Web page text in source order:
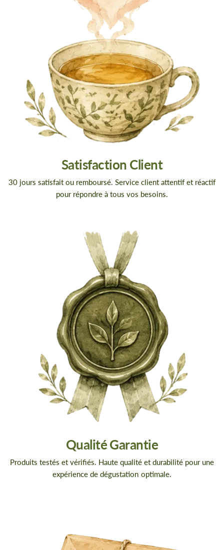
Satisfaction Client
30 jours satisfait ou remboursé. Service client attentif et réactif
pour répondre à tous vos besoins.
Qualité Garantie
Produits testés et vérifiés. Haute qualité et durabilité pour une
expérience de dégustation optimale.